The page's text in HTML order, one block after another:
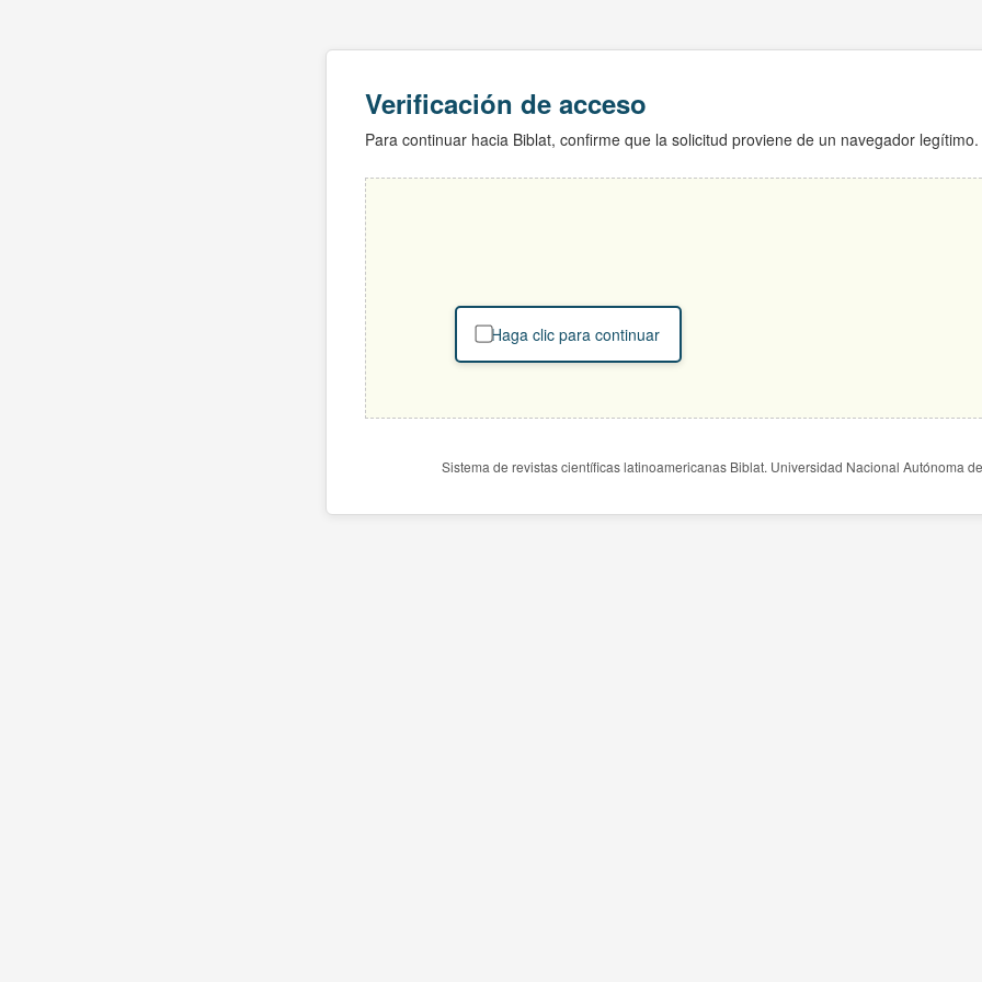
Verificación de acceso
Para continuar hacia Biblat, confirme que la solicitud proviene de un navegador legítimo.
Haga clic para continuar
Sistema de revistas científicas latinoamericanas Biblat. Universidad Nacional Autónoma